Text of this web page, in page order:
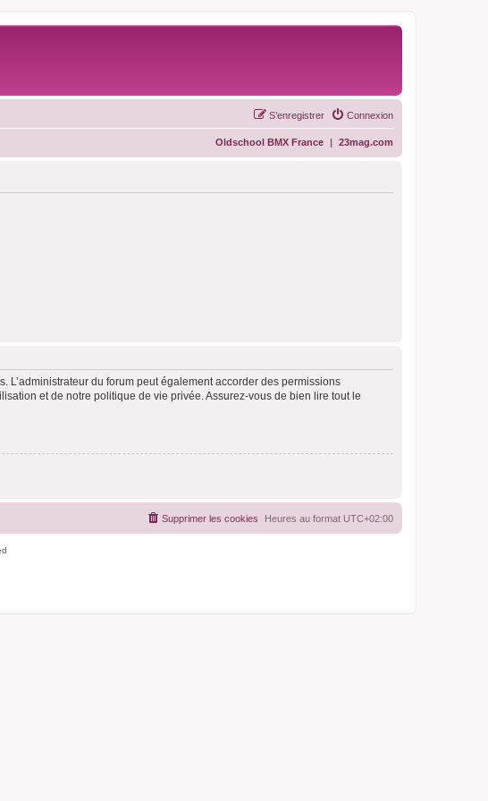
Connexion
S’enregistrer
23mag.com
|
Oldschool BMX France
L’administrateur du forum peut également accorder des permissions
et de notre politique de vie privée. Assurez-vous de bien lire tout le
Heures au format UTC+02:00
Supprimer les cookies